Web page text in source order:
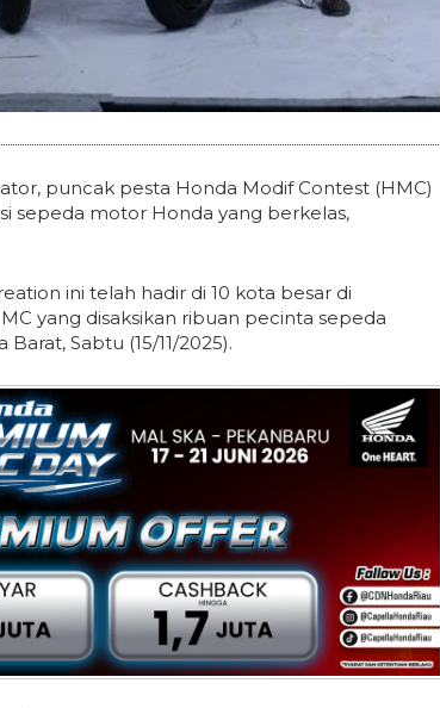
puncak pesta Honda Modif Contest (HMC)
sepeda motor Honda yang berkelas,
ini telah hadir di 10 kota besar di
yang disaksikan ribuan pecinta sepeda
Sabtu (15/11/2025).